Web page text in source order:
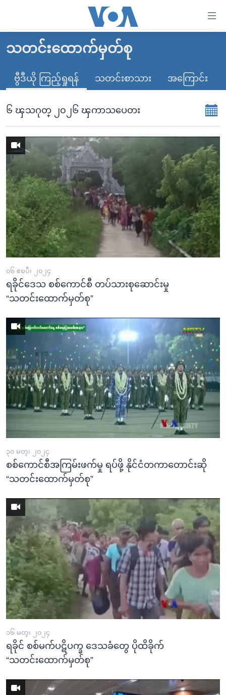
လွယ်ကူ
သည့်
များ
အကြောင်းအရာ
ကျော်
ကြည့်
ရန်
ပင်မ
အ
ညွန်း
စာမျက်နှာ
သို့
ကျော်
ကြည့်
ရှာဖွေ
နေရာ
သို့
ကျော်
ရန်
မူလစာမျက်နှာ
မြန်မာ
ကမ္ဘာ့သတင်းများ
နိုင်ငံတကာ
အမေရိကန်
တရုတ်
အစ္စရေး-ပါလက်စတိုင်း
ဗွီဒီယို
သတင်းလွတ်လပ်ခွင့်
ရပ်ဝန်းတခု လမ်းတခု အလွန်
အင်္ဂလိပ်စာလေ့လာမယ်
အမေရိကန်သုံးအီဒီယံ
မကြေးမုံရဲ့ အင်္ဂလိပ်စာ
ရုပ်ရှင်ထဲက အင်္ဂလိပ်စာ
သုတပဒေသာ အင်္ဂလိပ်စာ
အပတ်စဉ်ကဏ္ဍများ
ရေဒီယို
တီဗွီ
ရေဒီယိုနှင့်ရုပ်သံ အချက်အလက်များ
ရေဒီယို/တီဗွီအစီအစဉ်
Learning English
ဗွီအိုအေ လူမှုကွန်ယက်များ
ဘာသာစကားများ
သတင်းထောက်မှတ်စု
ဗွီဒီယို ကြည့်ရှုရန် သတင်းစာသား အကြောင်း
၆ ၾသဂုတ္ ၂၀၂၆ ၾကာသပေတး
၀၆ ဧၿပီ၊ ၂၀၂၄
ရခိုင်ဒေသ စစ်ကောင်စီ တပ်သားစုဆောင်းမှု
“သတင်းထောက်မှတ်စု”
၃၀ မတ္၊ ၂၀၂၄
စစ်ကောင်စီအကြမ်းဖက်မှု ရပ်ဖို့ နိုင်ငံတကာတောင်းဆို
“သတင်းထောက်မှတ်စု”
၁၆ မတ္၊ ၂၀၂၄
ရခိုင် စစ်မက်ပဋိပက္ခ ဒေသခံတွေ ပိုထိခိုက်
“သတင်းထောက်မှတ်စု”